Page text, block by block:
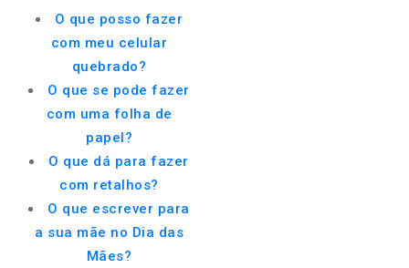
O que posso fazer
com meu celular
quebrado?
O que se pode fazer
com uma folha de
papel?
O que dá para fazer
com retalhos?
O que escrever para
a sua mãe no Dia das
Mães?